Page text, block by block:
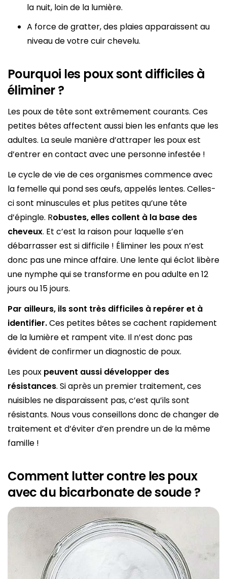
la nuit, loin de la lumière.
A force de gratter, des plaies apparaissent au
niveau de votre cuir chevelu.
Pourquoi les poux sont difficiles à
éliminer ?
Les poux de tête sont extrêmement courants. Ces
petites bêtes affectent aussi bien les enfants que les
adultes. La seule manière d’attraper les poux est
d’entrer en contact avec une personne infestée !
Le cycle de vie de ces organismes commence avec
la femelle qui pond ses œufs, appelés lentes. Celles-
ci sont minuscules et plus petites qu’une tête
d’épingle. Robustes,elles collent à la base des
cheveux. Et c’est la raison pour laquelle s’en
débarrasser est si difficile ! Éliminer les poux n’est
donc pas une mince affaire. Une lente qui éclot libère
une nymphe qui se transforme en pou adulte en 12
jours ou 15 jours.
Par ailleurs, ils sont très difficiles à repérer et à
identifier.Ces petites bêtes se cachent rapidement
de la lumière et rampent vite. Il n’est donc pas
évident de confirmer un diagnostic de poux.
Les poux peuvent aussi développer des
résistances. Si après un premier traitement, ces
nuisibles ne disparaissent pas, c’est qu’ils sont
résistants. Nous vous conseillons donc de changer de
traitement et d’éviter d’en prendre un de la même
famille !
Comment lutter contre les poux
avec du bicarbonate de soude ?